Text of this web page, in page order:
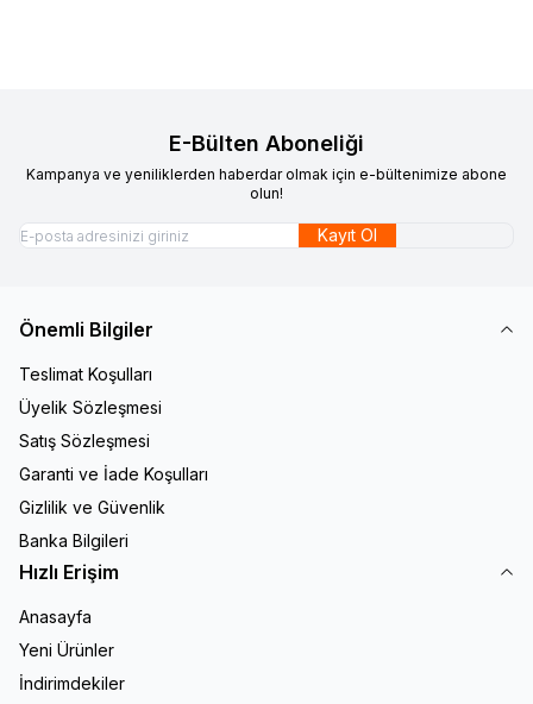
E-Bülten Aboneliği
Kampanya ve yeniliklerden haberdar olmak için e-bültenimize abone
olun!
Kayıt Ol
Önemli Bilgiler
Teslimat Koşulları
Üyelik Sözleşmesi
Satış Sözleşmesi
Garanti ve İade Koşulları
Gizlilik ve Güvenlik
Banka Bilgileri
Hızlı Erişim
Anasayfa
Yeni Ürünler
İndirimdekiler